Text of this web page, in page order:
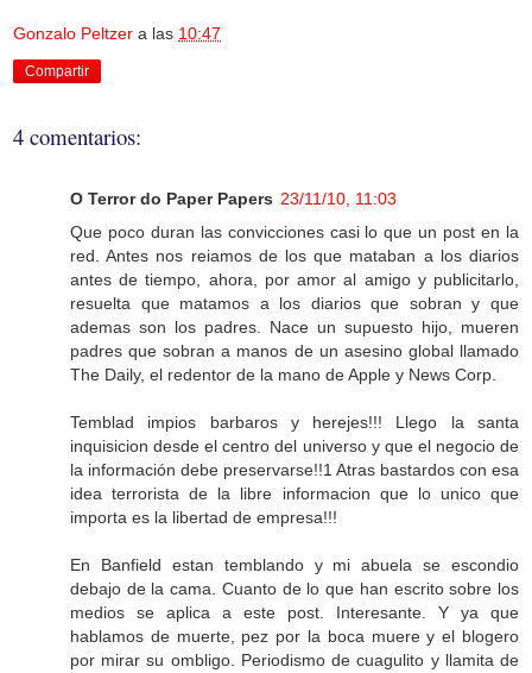
Gonzalo Peltzer a las 10:47
Compartir
4 comentarios:
O Terror do Paper Papers 23/11/10, 11:03
Que poco duran las convicciones casi lo que un post en la
red. Antes nos reiamos de los que mataban a los diarios
antes de tiempo, ahora, por amor al amigo y publicitarlo,
resuelta que matamos a los diarios que sobran y que
ademas son los padres. Nace un supuesto hijo, mueren
padres que sobran a manos de un asesino global llamado
The Daily, el redentor de la mano de Apple y News Corp.
Temblad impios barbaros y herejes!!! Llego la santa
inquisicion desde el centro del universo y que el negocio de
la información debe preservarse!!1 Atras bastardos con esa
idea terrorista de la libre informacion que lo unico que
importa es la libertad de empresa!!!
En Banfield estan temblando y mi abuela se escondio
debajo de la cama. Cuanto de lo que han escrito sobre los
medios se aplica a este post. Interesante. Y ya que
hablamos de muerte, pez por la boca muere y el blogero
por mirar su ombligo. Periodismo de cuagulito y llamita de